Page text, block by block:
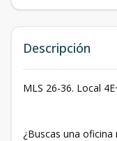
Descripción
MLS 26-36. Local
¿Buscas una